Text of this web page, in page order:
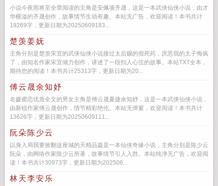
小说今夜雨将至全章阅读的主角是安佩项齐晟，这是一本武侠仙侠小说，由才
华横溢的齐晟创作，故事情节生动有趣。本站无广告，欢迎阅读！本书共计
19269字，更新日期为20250609183...
楚羡姜妩
主角分别是楚羡宋宜的武侠仙侠小说接过太后赐的假死药，厌恶我的太子悔疯
了，由知名作家宋宜倾力创作，讲述了一段扣人心弦的故事。本站TXT全本，
期待您的阅读！本书共计25313字，更新日期为20...
傅云晟余知妤
名媛蜜恋优质全文的男女主角是傅云晟夏捷余知妤，这是一本武侠仙侠小说，
由新锐作家傅云晟创作，情节精彩绝伦。本站无弹窗，欢迎阅读！本书共计
13626字，更新日期为20250609111...
阮朵陈少云
以身入局我要掀翻这座城的天精品篇是一本仙侠奇缘小说，主角分别是陈少云
阮朵，由网络作家陈少云所著，故事情节引人入胜。本站纯净无广告，欢迎阅
读！本书共计30973字，更新日期为202506...
林天李安乐